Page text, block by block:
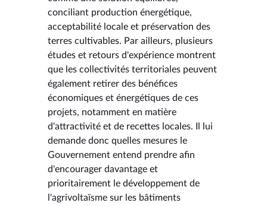
conciliant production énergétique,
acceptabilité locale et préservation des
terres cultivables. Par ailleurs, plusieurs
études et retours d'expérience montrent
que les collectivités territoriales peuvent
également retirer des bénéfices
économiques et énergétiques de ces
projets, notamment en matière
d'attractivité et de recettes locales. Il lui
demande donc quelles mesures le
Gouvernement entend prendre afin
d'encourager davantage et
prioritairement le développement de
l'agrivoltaïsme sur les bâtiments